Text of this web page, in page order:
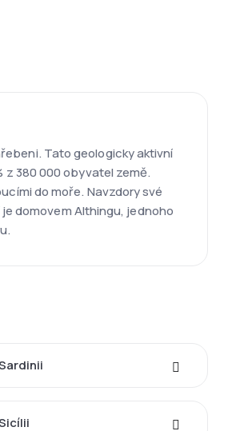
Tato geologicky aktivní
z 380 000 obyvatel země.
do moře. Navzdory své
domovem Althingu, jednoho